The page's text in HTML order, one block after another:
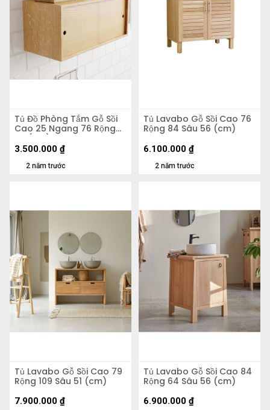
Tủ Đồ Phòng Tắm Gỗ Sồi
Cao 25 Ngang 76 Rộng
25 (cm)
2 năm trước
3.500.000 ₫
Tủ Lavabo Gỗ Sồi Cao 76
Rộng 84 Sâu 56 (cm)
2 năm trước
6.100.000 ₫
Tủ Lavabo Gỗ Sồi Cao 79
Rộng 109 Sâu 51 (cm)
7.900.000 ₫
Tủ Lavabo Gỗ Sồi Cao 84
Rộng 64 Sâu 56 (cm)
6.900.000 ₫